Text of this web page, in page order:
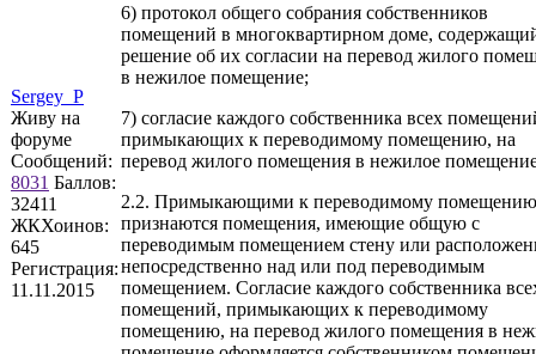
Sergey_P
Живу на
форуме
Сообщений:
8031 Баллов:
32411
ЖКХоинов:
645
Регистрация:
11.11.2015
6) протокол общего собрания собственников
помещений в многоквартирном доме,
решение об их согласии на перевод жилого
в нежилое помещение;
7) согласие каждого собственника всех
примыкающих к переводимому помещению, на
перевод жилого помещения в нежилое
2.2. Примыкающими к переводимому помещению
признаются помещения, имеющие общую с
переводимым помещением стену или
непосредственно над или под переводимым
помещением. Согласие каждого собственника
помещений, примыкающих к переводимому
помещению, на перевод жилого помещения в